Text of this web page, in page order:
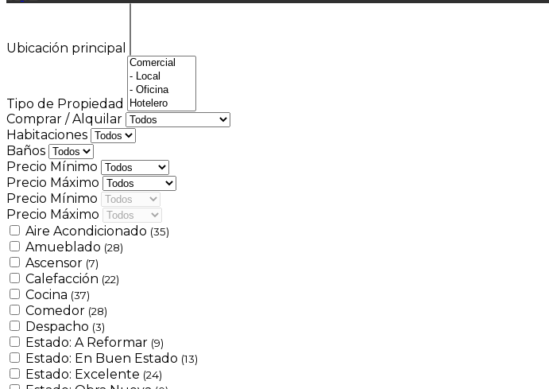
Ubicación principal
Tipo de Propiedad
Comprar / Alquilar
Habitaciones
Baños
Precio Mínimo
Precio Máximo
Precio Mínimo
Precio Máximo
Aire Acondicionado (35)
Amueblado (28)
Ascensor (7)
Calefacción (22)
Cocina (37)
Comedor (28)
Despacho (3)
Estado: A Reformar (9)
Estado: En Buen Estado (13)
Estado: Excelente (24)